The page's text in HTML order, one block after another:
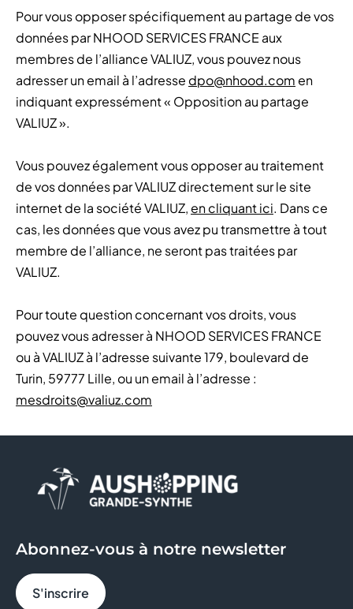
Pour vous opposer spécifiquement au partage de vos
données par NHOOD SERVICES FRANCE aux
membres de l’alliance VALIUZ, vous pouvez nous
adresser un email à l’adresse dpo@nhood.comen
indiquant expressément « Opposition au partage
VALIUZ ».
Vous pouvez également vous opposer au traitement
de vos données par VALIUZ directement sur le site
internet de la société VALIUZ,en cliquant ici. Dans ce
cas, les données que vous avez pu transmettre à tout
membre de l’alliance, ne seront pas traitées par
VALIUZ.
Pour toute question concernant vos droits, vous
pouvez vous adresser à NHOOD SERVICES FRANCE
ou à VALIUZ à l’adresse suivante 179, boulevard de
Turin, 59777 Lille, ou un email à l’adresse :
mesdroits@valiuz.com
Abonnez-vous à notre newsletter
S'inscrire